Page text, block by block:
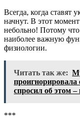
Всегда, когда ставят
начнут. В этот
небольно! Потому
наиболее важную
физиологии.
Читать так же:
проигнорировала
спросил об этом –
​​​​​​​***